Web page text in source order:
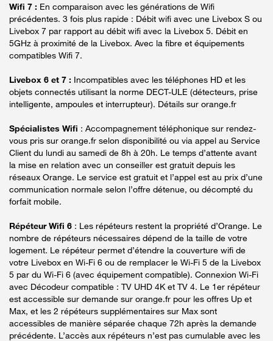
Wifi 7 : En comparaison avec les générations de Wifi
précédentes. 3 fois plus rapide : Débit wifi avec une Livebox S ou
Livebox 7 par rapport au débit wifi avec la Livebox 5. Débit en
5GHz à proximité de la Livebox. Avec la fibre et équipements
compatibles Wifi 7.
Livebox 6 et 7 : Incompatibles avec les téléphones HD et les
objets connectés utilisant la norme DECT-ULE (détecteurs, prise
intelligente, ampoules et interrupteur). Détails sur orange.fr
Spécialistes Wifi : Accompagnement téléphonique sur rendez-
vous pris sur orange.fr selon disponibilité ou via appel au Service
Client du lundi au samedi de 8h à 20h. Le temps d’attente avant
la mise en relation avec un conseiller est gratuit depuis les
réseaux Orange. Le service est gratuit et l’appel est au prix d’une
communication normale selon l’offre détenue, ou décompté du
forfait mobile.
Répéteur Wifi 6 : Les répéteurs restent la propriété d’Orange. Le
nombre de répéteurs nécessaires dépend de la taille de votre
logement. Le répéteur permet d’étendre la couverture wifi de
votre Livebox en Wi-Fi 6 ou de remplacer le Wi-Fi 5 de la Livebox
5 par du Wi-Fi 6 (avec équipement compatible). Connexion Wi-Fi
avec Décodeur compatible : TV UHD 4K et TV 4. Le 1er répéteur
est accessible sur demande sur orange.fr pour les offres Up et
Max, et les 2 répéteurs supplémentaires sur Max sont
accessibles de manière séparée chaque 72h après la demande
précédente. L’accès aux répéteurs n’est pas cumulable avec les